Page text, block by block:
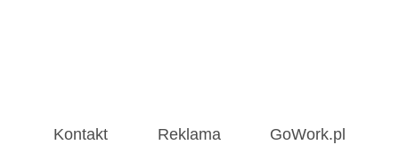
Kontakt Reklama
GoWork.pl